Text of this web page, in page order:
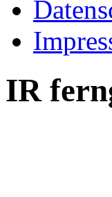
IR